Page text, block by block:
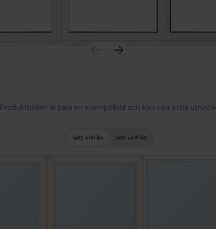
Produktbilden är bara en exempelbild och kan vara extra
Sett inifrån Sett utifrån